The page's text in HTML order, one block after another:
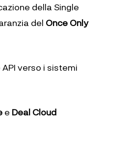
della Single
del Once Only
verso i sistemi
e Deal Cloud